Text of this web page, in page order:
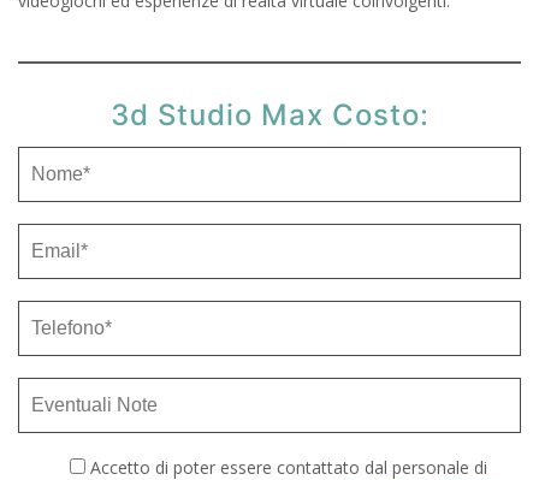
3d Studio Max Costo:
Accetto di poter essere contattato dal personale di